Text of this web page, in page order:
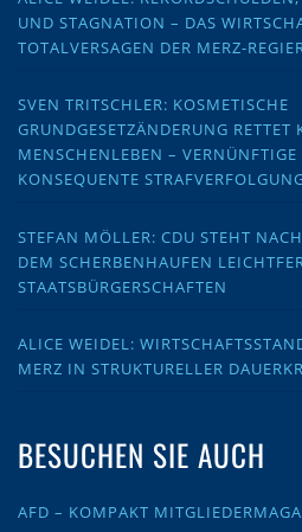
UND STAGNATION – DAS
TOTALVERSAGEN DER MERZ-
SVEN TRITSCHLER: KOSMETISCHE
GRUNDGESETZÄNDERUNG RETTET
MENSCHENLEBEN –
KONSEQUENTE
STEFAN MÖLLER: CDU STEHT
DEM SCHERBENHAUFEN
STAATSBÜRGERSCHAFTEN
ALICE WEIDEL:
MERZ IN STRUKTURELLER
BESUCHEN SIE AUCH
AFD – KOMPAKT